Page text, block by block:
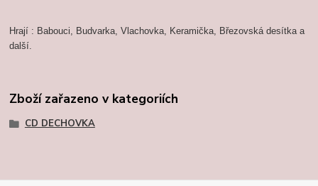
Hrají : Babouci, Budvarka, Vlachovka, Keramička, Březovská desítka a
další.
Zboží zařazeno v kategoriích
CD DECHOVKA